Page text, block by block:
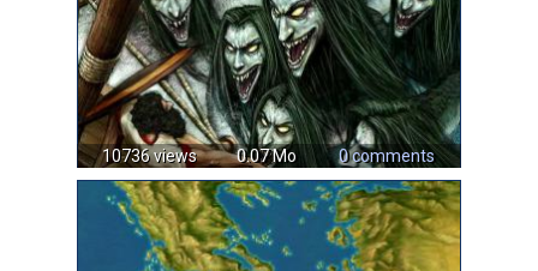
10736 views 0.07 Mo 0 comments